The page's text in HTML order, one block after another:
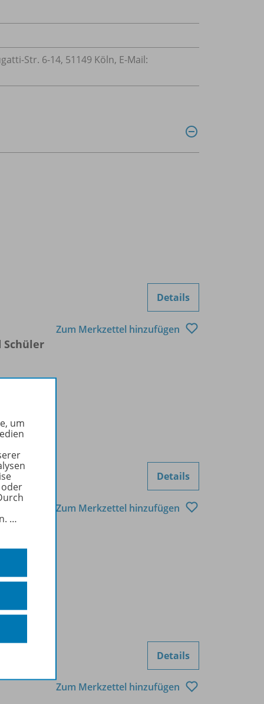
Str. 6-14, 51149 Köln, E-Mail:
Details
Zum Merkzettel hinzufügen
Details
Zum Merkzettel hinzufügen
Details
Zum Merkzettel hinzufügen
um
…